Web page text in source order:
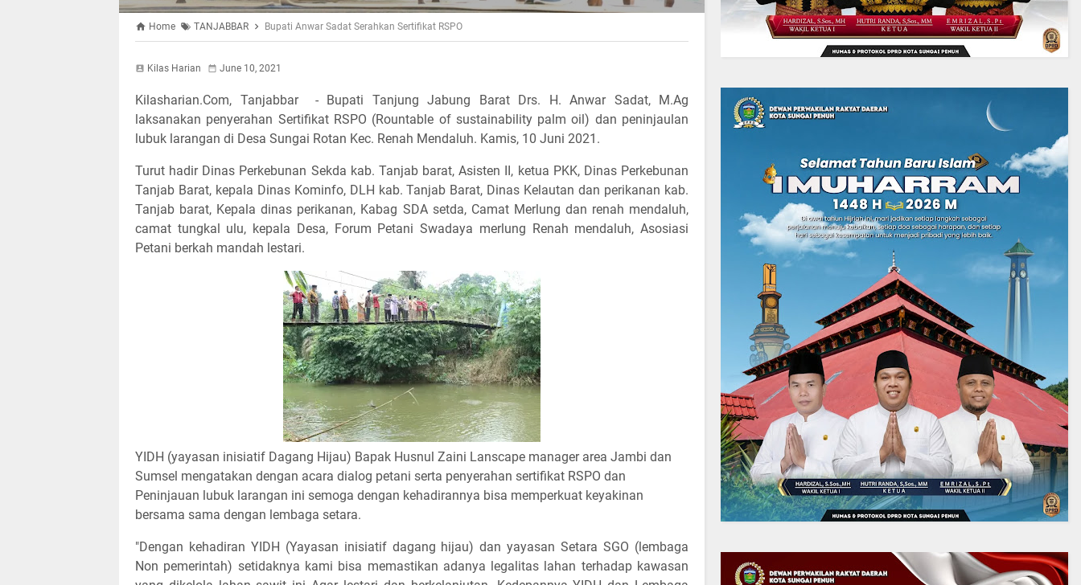
Home TANJABBAR Bupati Anwar Sadat Serahkan Sertifikat RSPO
Kilas Harian June 10, 2021
Kilasharian.Com, Tanjabbar - Bupati Tanjung Jabung Barat Drs. H. Anwar Sadat, M.Ag
laksanakan penyerahan Sertifikat RSPO (Rountable of sustainability palm oil) dan peninjaulan
lubuk larangan di Desa Sungai Rotan Kec. Renah Mendaluh. Kamis, 10 Juni 2021.
Turut hadir Dinas Perkebunan Sekda kab. Tanjab barat, Asisten II, ketua PKK, Dinas Perkebunan
Tanjab Barat, kepala Dinas Kominfo, DLH kab. Tanjab Barat, Dinas Kelautan dan perikanan kab.
Tanjab barat, Kepala dinas perikanan, Kabag SDA setda, Camat Merlung dan renah mendaluh,
camat tungkal ulu, kepala Desa, Forum Petani Swadaya merlung Renah mendaluh, Asosiasi
Petani berkah mandah lestari.
YIDH (yayasan inisiatif Dagang Hijau) Bapak Husnul Zaini Lanscape manager area Jambi dan
Sumsel mengatakan dengan acara dialog petani serta penyerahan sertifikat RSPO dan
Peninjauan lubuk larangan ini semoga dengan kehadirannya bisa memperkuat keyakinan
bersama sama dengan lembaga setara.
"Dengan kehadiran YIDH (Yayasan inisiatif dagang hijau) dan yayasan Setara SGO (lembaga
Non pemerintah) setidaknya kami bisa memastikan adanya legalitas lahan terhadap kawasan